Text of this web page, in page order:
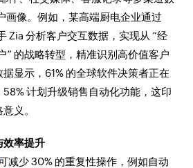
画像。例如，某高端厨电企业通过
Zia 分析客户交互数据，实现从 “经
” 的战略转型，精准识别高价值客户
显示，61% 的全球软件决策者正在
计划升级销售自动化功能，这印
义。
效率提升
减少 30% 的重复性操作，例如自动